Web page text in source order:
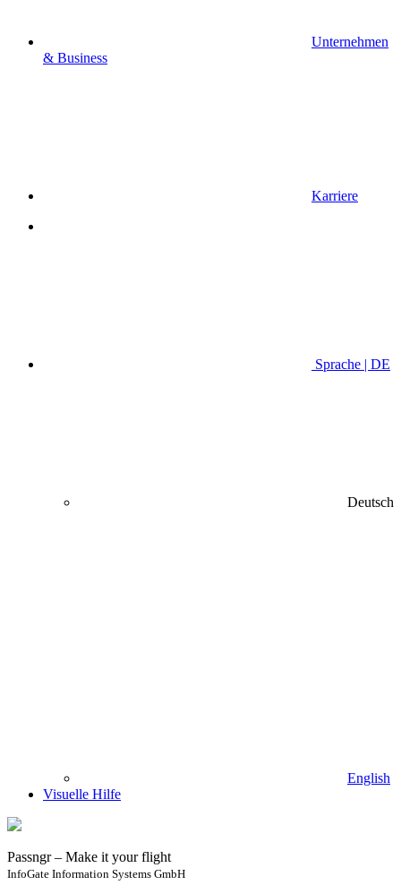
Unternehmen
& Business
Karriere
Sprache | DE
Deutsch
English
Visuelle Hilfe
Passngr – Make it your flight
InfoGate Information Systems GmbH